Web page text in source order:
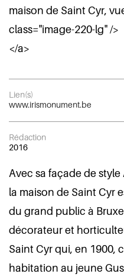
maison de Saint Cyr,
class="image-220-lg" />
</a>
Lien(s)
www.irismonument.be
Rédaction
2016
Avec sa façade de
la maison de Saint Cyr
du grand public à
décorateur et
Saint Cyr qui, en 1900,
habitation au jeune